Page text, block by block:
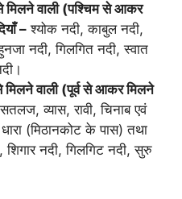
मिलने वाली (पश्चिम से आकर
– श्योक नदी, काबुल नदी,
नदी, गिलगित नदी, स्वात
मिलने वाली (पूर्व से आकर मिलने
सतलज, व्यास, रावी, चिनाब एवं
(मिठानकोट के पास) तथा
शिगार नदी, गिलगिट नदी, सुरु